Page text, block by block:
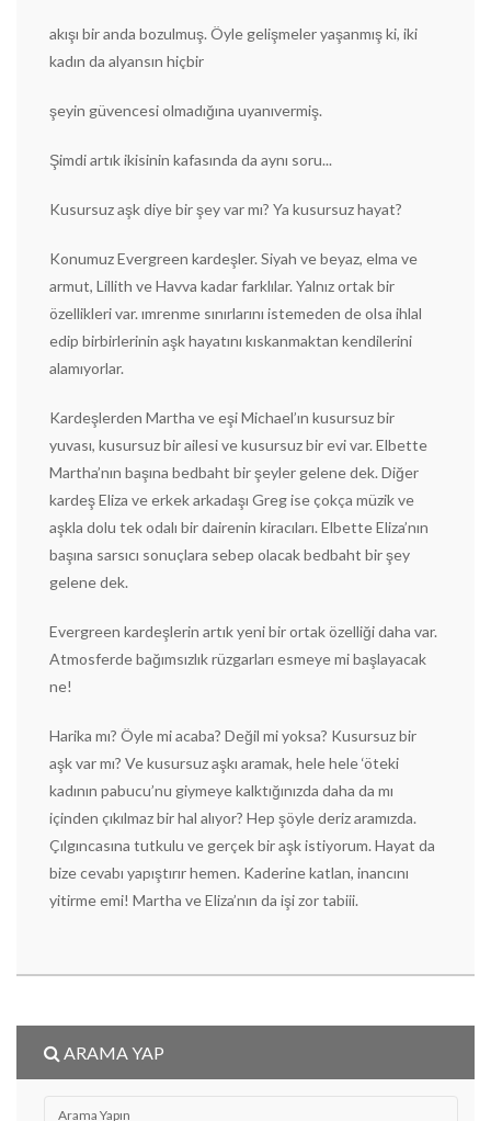
akışı bir anda bozulmuş. Öyle gelişmeler yaşanmış ki, iki
kadın da alyansın hiçbir
şeyin güvencesi olmadığına uyanıvermiş.
Şimdi artık ikisinin kafasında da aynı soru...
Kusursuz aşk diye bir şey var mı? Ya kusursuz hayat?
Konumuz Evergreen kardeşler. Siyah ve beyaz, elma ve
armut, Lillith ve Havva kadar farklılar. Yalnız ortak bir
özellikleri var. ımrenme sınırlarını istemeden de olsa ihlal
edip birbirlerinin aşk hayatını kıskanmaktan kendilerini
alamıyorlar.
Kardeşlerden Martha ve eşi Michael’ın kusursuz bir
yuvası, kusursuz bir ailesi ve kusursuz bir evi var. Elbette
Martha’nın başına bedbaht bir şeyler gelene dek. Diğer
kardeş Eliza ve erkek arkadaşı Greg ise çokça müzik ve
aşkla dolu tek odalı bir dairenin kiracıları. Elbette Eliza’nın
başına sarsıcı sonuçlara sebep olacak bedbaht bir şey
gelene dek.
Evergreen kardeşlerin artık yeni bir ortak özelliği daha var.
Atmosferde bağımsızlık rüzgarları esmeye mi başlayacak
ne!
Harika mı? Öyle mi acaba? Değil mi yoksa? Kusursuz bir
aşk var mı? Ve kusursuz aşkı aramak, hele hele ‘öteki
kadının pabucu’nu giymeye kalktığınızda daha da mı
içinden çıkılmaz bir hal alıyor? Hep şöyle deriz aramızda.
Çılgıncasına tutkulu ve gerçek bir aşk istiyorum. Hayat da
bize cevabı yapıştırır hemen. Kaderine katlan, inancını
yitirme emi! Martha ve Eliza’nın da işi zor tabiii.
ARAMA YAP